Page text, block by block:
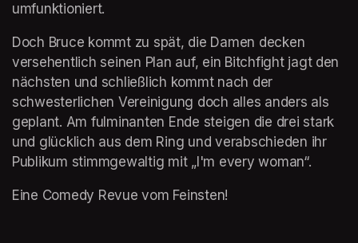
umfunktioniert.
Doch Bruce kommt zu spät, die Damen decken
versehentlich seinen Plan auf, ein Bitchfight jagt den
nächsten und schließlich kommt nach der
schwesterlichen Vereinigung doch alles anders als
geplant. Am fulminanten Ende steigen die drei stark
und glücklich aus dem Ring und verabschieden ihr
Publikum stimmgewaltig mit „I'm every woman“.
Eine Comedy Revue vom Feinsten!